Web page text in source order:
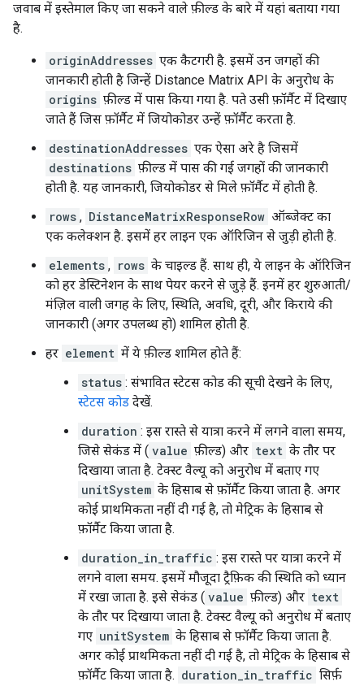
जवाब में इस्तेमाल किए जा सकने वाले फ़ील्ड के बारे में यहां बताया गया
है.
originAddresses एक कैटगरी है. इसमें उन जगहों की
जानकारी होती है जिन्हें Distance Matrix API के अनुरोध के
origins फ़ील्ड में पास किया गया है. पते उसी फ़ॉर्मैट में दिखाए
जाते हैं जिस फ़ॉर्मैट में जियोकोडर उन्हें फ़ॉर्मैट करता है.
destinationAddresses एक ऐसा अरे है जिसमें
destinations फ़ील्ड में पास की गई जगहों की जानकारी
होती है. यह जानकारी, जियोकोडर से मिले फ़ॉर्मैट में होती है.
rows , DistanceMatrixResponseRow ऑब्जेक्ट का
एक कलेक्शन है. इसमें हर लाइन एक ऑरिजिन से जुड़ी होती है.
elements , rows के चाइल्ड हैं. साथ ही, ये लाइन के ऑरिजिन
को हर डेस्टिनेशन के साथ पेयर करने से जुड़े हैं. इनमें हर शुरुआती/
मंज़िल वाली जगह के लिए, स्थिति, अवधि, दूरी, और किराये की
जानकारी (अगर उपलब्ध हो) शामिल होती है.
हर element में ये फ़ील्ड शामिल होते हैं:
status : संभावित स्टेटस कोड की सूची देखने के लिए,
स्टेटस कोड देखें.
duration : इस रास्ते से यात्रा करने में लगने वाला समय,
जिसे सेकंड में ( value फ़ील्ड) और text के तौर पर
दिखाया जाता है. टेक्स्ट वैल्यू को अनुरोध में बताए गए
unitSystem के हिसाब से फ़ॉर्मैट किया जाता है. अगर
कोई प्राथमिकता नहीं दी गई है, तो मेट्रिक के हिसाब से
फ़ॉर्मैट किया जाता है.
duration_in_traffic : इस रास्ते पर यात्रा करने में
लगने वाला समय. इसमें मौजूदा ट्रैफ़िक की स्थिति को ध्यान
में रखा जाता है. इसे सेकंड ( value फ़ील्ड) और text
के तौर पर दिखाया जाता है. टेक्स्ट वैल्यू को अनुरोध में बताए
गए unitSystem के हिसाब से फ़ॉर्मैट किया जाता है.
अगर कोई प्राथमिकता नहीं दी गई है, तो मेट्रिक के हिसाब से
फ़ॉर्मैट किया जाता है. duration_in_traffic सिर्फ़